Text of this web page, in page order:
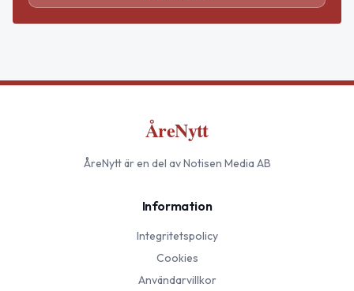
ÅreNytt
ÅreNyttär en del av Notisen Media AB
Information
Integritetspolicy
Cookies
Användarvillkor